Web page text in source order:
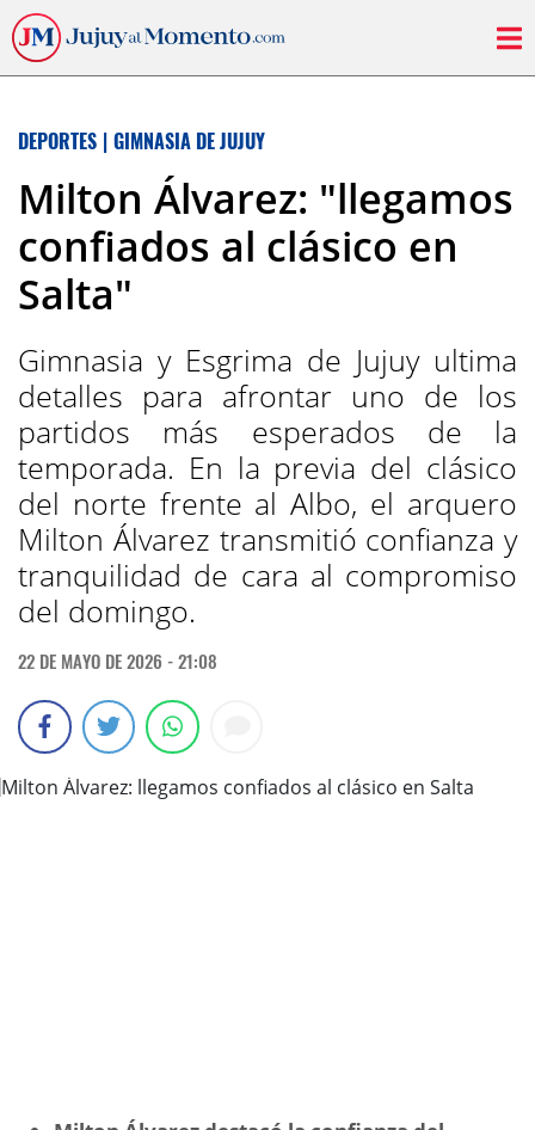
DEPORTES | GIMNASIA DE JUJUY
Milton Álvarez: "llegamos
confiados al clásico en
Salta"
Gimnasia y Esgrima de Jujuy ultima
detalles para afrontar uno de los
partidos más esperados de la
temporada. En la previa del clásico
del norte frente al Albo, el arquero
Milton Álvarez transmitió confianza y
tranquilidad de cara al compromiso
del domingo.
22 DE MAYO DE 2026 - 21:08